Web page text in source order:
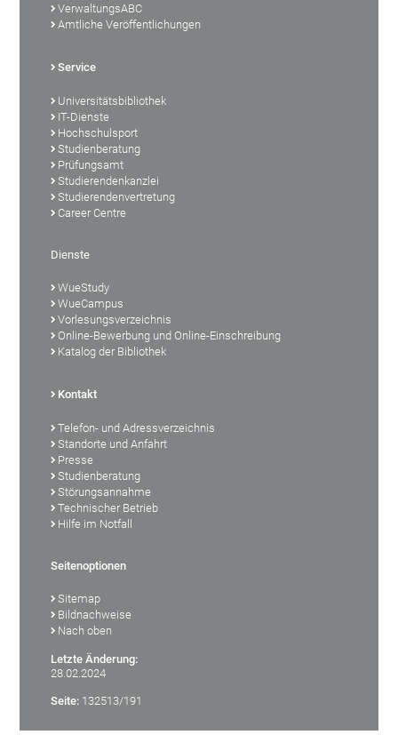
VerwaltungsABC
Amtliche Veröffentlichungen
Service
Universitätsbibliothek
IT-Dienste
Hochschulsport
Studienberatung
Prüfungsamt
Studierendenkanzlei
Studierendenvertretung
Career Centre
Dienste
WueStudy
WueCampus
Vorlesungsverzeichnis
Online-Bewerbung und Online-Einschreibung
Katalog der Bibliothek
Kontakt
Telefon- und Adressverzeichnis
Standorte und Anfahrt
Presse
Studienberatung
Störungsannahme
Technischer Betrieb
Hilfe im Notfall
Seitenoptionen
Sitemap
Bildnachweise
Nach oben
Letzte Änderung:
28.02.2024
Seite: 132513/191